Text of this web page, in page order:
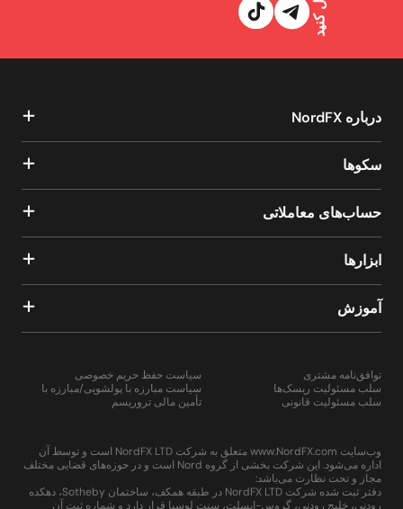
درباره NordFX
سکوها
حساب‌های معاملاتی
ابزارها
آموزش
توافق‌نامه مشتری
سلب مسئولیت ریسک‌ها
سلب مسئولیت قانونی
سیاست حفظ حریم خصوصی
سیاست مبارزه با پولشویی/مبارزه با
تأمین مالی تروریسم
وب‌سایت www.NordFX.com متعلق به شرکت NordFX LTD است و توسط آن
اداره می‌شود. این شرکت بخشی از گروه Nord است و در حوزه‌های قضایی مختلف
مجاز و تحت نظارت می‌باشد:
دفتر ثبت شده شرکت NordFX LTD در طبقه همکف، ساختمان Sotheby، دهکده
رودنی، خلیج رودنی، گروس-ایسلت، سنت لوسیا قرار دارد و شماره ثبت آن